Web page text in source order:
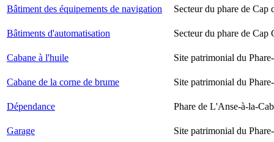
Bâtiment des équipements de navigation Secteur du phare de Cap
Bâtiments d'automatisation Secteur du phare de Cap
Cabane à l'huile Site patrimonial du
Cabane de la corne de brume Site patrimonial du
Dépendance Phare de L'Anse-à-la-
Garage Site patrimonial du